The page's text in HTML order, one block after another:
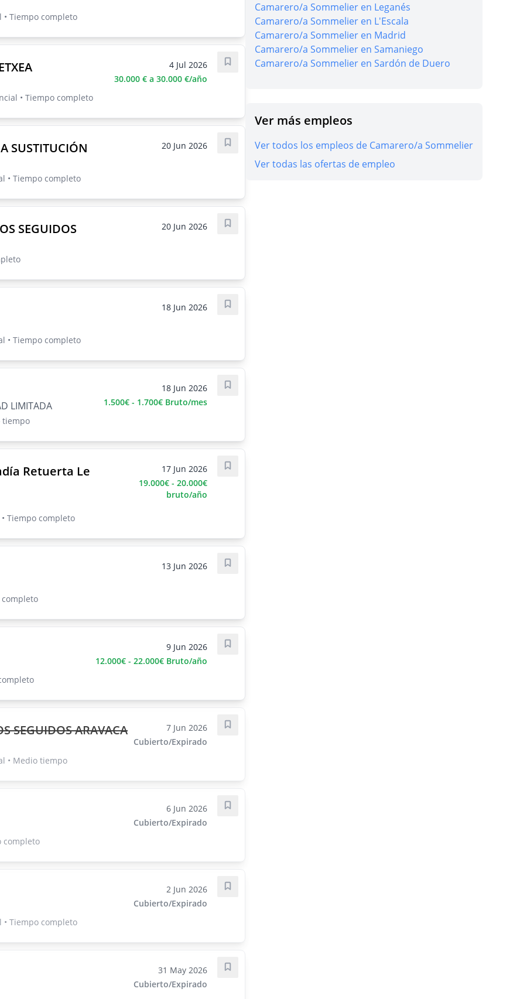
Tiempo completo
• Tiempo completo
4 Jul 2026
30.000 € a 30.000 €/año
Guardar oferta
SUSTITUCIÓN
• Tiempo completo
20 Jun 2026 Guardar oferta
SEGUIDOS 20 Jun 2026 Guardar oferta
• Tiempo completo
18 Jun 2026 Guardar oferta
LIMITADA
tiempo
18 Jun 2026
1.500€ - 1.700€ Bruto/mes
Guardar oferta
Retuerta Le
Tiempo completo
17 Jun 2026
19.000€ - 20.000€
bruto/año
Guardar oferta
completo
13 Jun 2026 Guardar oferta
9 Jun 2026
12.000€ - 22.000€ Bruto/año
Guardar oferta
SEGUIDOS ARAVACA
• Medio tiempo
7 Jun 2026
Cubierto/Expirado
Guardar oferta
completo
6 Jun 2026
Cubierto/Expirado
Guardar oferta
Tiempo completo
2 Jun 2026
Cubierto/Expirado
Guardar oferta
31 May 2026
Cubierto/Expirado
Guardar oferta
Camarero/a Sommelier en Leganés
Camarero/a Sommelier en L'Escala
Camarero/a Sommelier en Madrid
Camarero/a Sommelier en Samaniego
Camarero/a Sommelier en Sardón de Duero
Ver más empleos
Ver todos los empleos de Camarero/a Sommelier
Ver todas las ofertas de empleo